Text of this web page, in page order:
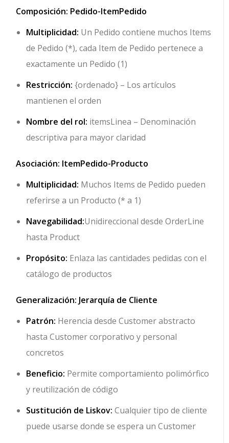
Composición: Pedido-ItemPedido
Multiplicidad: Un Pedido contiene muchos Items
de Pedido (*), cada Item de Pedido pertenece a
exactamente un Pedido (1)
Restricción: {ordenado} – Los artículos
mantienen el orden
Nombre del rol: itemsLinea – Denominación
descriptiva para mayor claridad
Asociación: ItemPedido-Producto
Multiplicidad: Muchos Items de Pedido pueden
referirse a un Producto (* a 1)
Navegabilidad:Unidireccional desde OrderLine
hasta Product
Propósito: Enlaza las cantidades pedidas con el
catálogo de productos
Generalización: Jerarquía de Cliente
Patrón: Herencia desde Customer abstracto
hasta Customer corporativo y personal
concretos
Beneficio: Permite comportamiento polimórfico
y reutilización de código
Sustitución de Liskov: Cualquier tipo de cliente
puede usarse donde se espera un Customer